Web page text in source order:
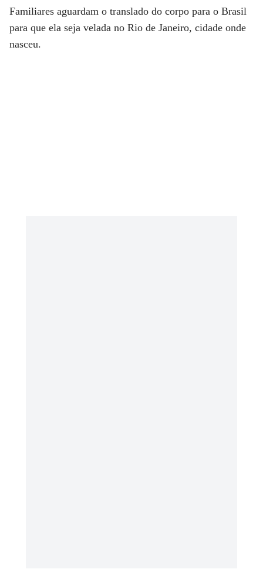
Familiares aguardam o translado do corpo para o Brasil
para que ela seja velada no Rio de Janeiro, cidade onde
nasceu.